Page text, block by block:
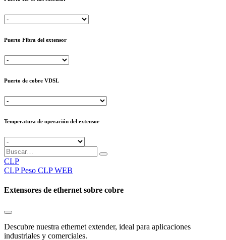
Puerto Fibra del extensor
Puerto de cobre VDSL
Temperatura de operación del extensor
CLP
CLP Peso CLP WEB
Extensores de ethernet sobre cobre
Descubre nuestra ethernet extender, ideal para aplicaciones
industriales y comerciales.